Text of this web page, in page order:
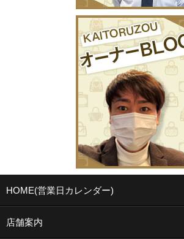
HOME(営業日カレンダー)
店舗案内